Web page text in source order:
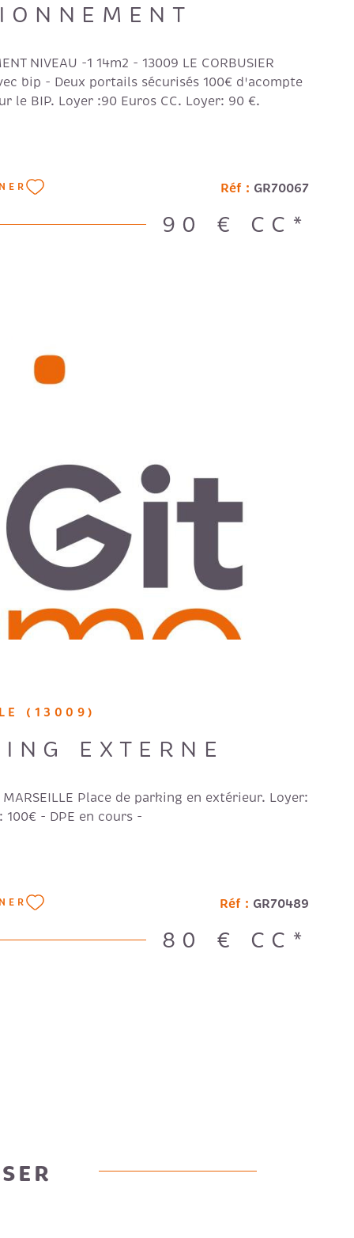
NIVEAU -1 14m2 - 13009 LE CORBUSIER
bip - Deux portails sécurisés 100€ d'acompte
le BIP. Loyer :90 Euros CC. Loyer: 90 €.
Réf : GR70067
90 € CC*
LE BIEN
(13009)
EXTERNE
Place de parking en extérieur. Loyer:
- DPE en cours -
Réf : GR70489
80 € CC*